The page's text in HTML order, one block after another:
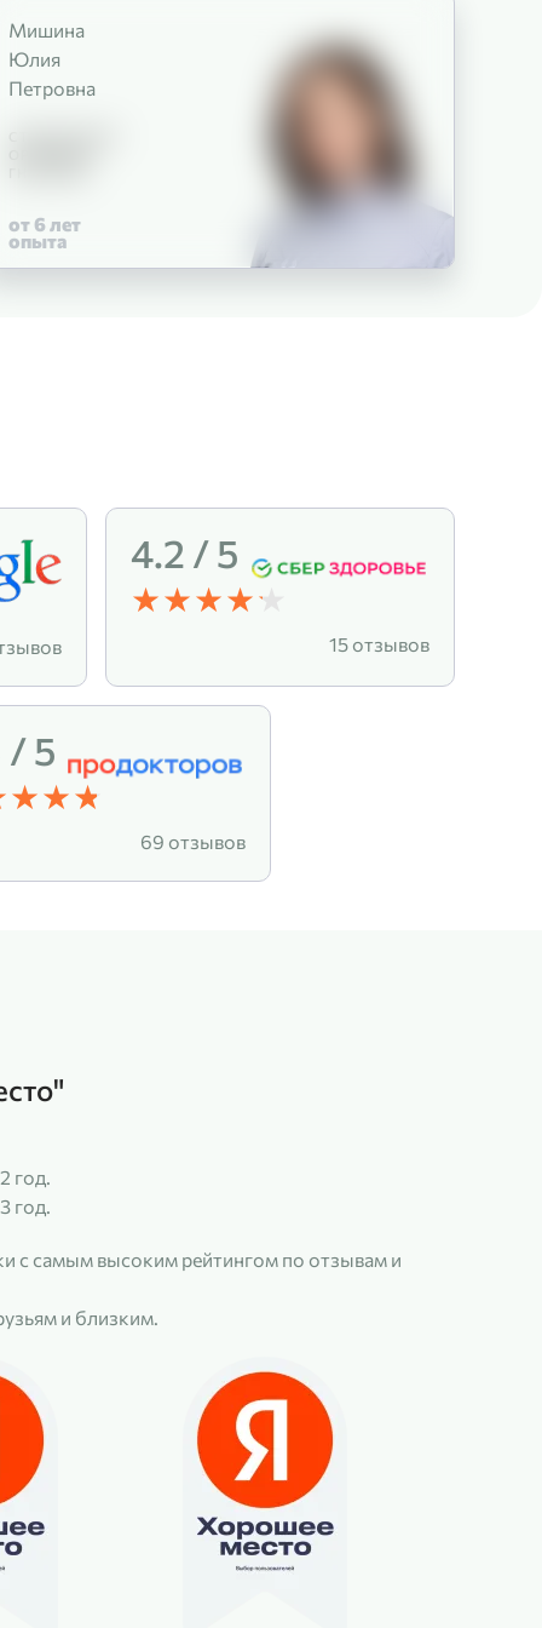
Мишина
Юлия
Петровна
от 6 лет
опыта
15 отзывов
4.2 / 5
69 отзывов
/ 5
год.
год.
с самым высоким рейтингом по отзывам и
и близким.